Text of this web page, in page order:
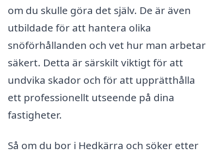
om du skulle göra det själv. De är även
utbildade för att hantera olika
snöförhållanden och vet hur man arbetar
säkert. Detta är särskilt viktigt för att
undvika skador och för att upprätthålla
ett professionellt utseende på dina
fastigheter.
Så om du bor i Hedkärra och söker etter